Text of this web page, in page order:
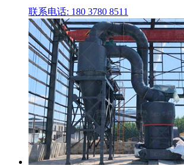
联系电话: 180 3780 8511